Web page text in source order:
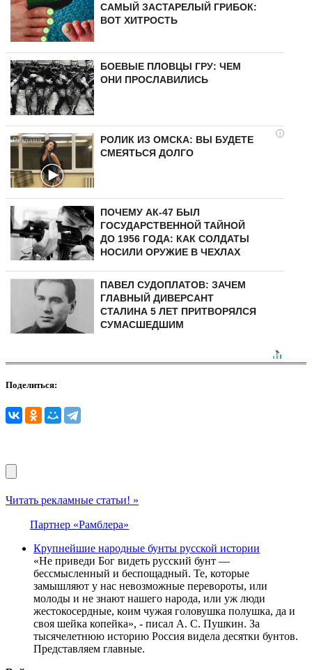
САМЫЙ ЗАСТАРЕЛЫЙ ГРИБОК:
ВОТ ХИТРОСТЬ
БОЕВЫЕ ПЛОВЦЫ ГРУ: ЧЕМ
ОНИ ПРОСЛАВИЛИСЬ
i
РОЛИК ИЗ ОМСКА: ВЫ БУДЕТЕ
СМЕЯТЬСЯ ДОЛГО
ПОЧЕМУ АК-47 БЫЛ
ГОСУДАРСТВЕННОЙ ТАЙНОЙ
ДО 1956 ГОДА: КАК СОЛДАТЫ
НОСИЛИ ОРУЖИЕ В ЧЕХЛАХ
ПАВЕЛ СУДОПЛАТОВ: ЗАЧЕМ
ГЛАВНЫЙ ДИВЕРСАНТ
СТАЛИНА 5 ЛЕТ ПРИТВОРЯЛСЯ
СУМАСШЕДШИМ
Поделиться:
Читать рекламные статьи! »
Партнер «Рамблера»
Крупнейшие народные бунты русской истории
«Не приведи Бог видеть русский бунт —
бессмысленный и беспощадный. Те, которые
замышляют у нас невозможные перевороты, или
молоды и не знают нашего народа, или уж люди
жестокосердные, коим чужая головушка полушка, да и
своя шейка копейка», - писал А. С. Пушкин. За
тысячелетнюю историю Россия видела десятки бунтов.
Представляем главные.